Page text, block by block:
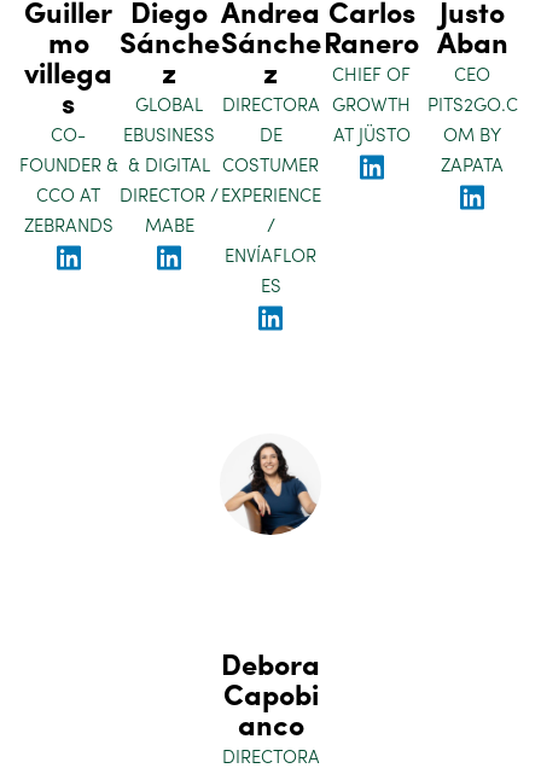
Guiller
mo
villega
s
CO-
FOUNDER &
CCO AT
ZEBRANDS
Diego
Sánche
z
GLOBAL
EBUSINESS
& DIGITAL
DIRECTOR /
MABE
Andrea
Sánche
z
DIRECTORA
DE
COSTUMER
EXPERIENCE
/
ENVÍAFLOR
ES
Carlos
Ranero
CHIEF OF
GROWTH
AT JÜSTO
Justo
Aban
CEO
PITS2GO.C
OM BY
ZAPATA
Debora
Capobi
anco
DIRECTORA